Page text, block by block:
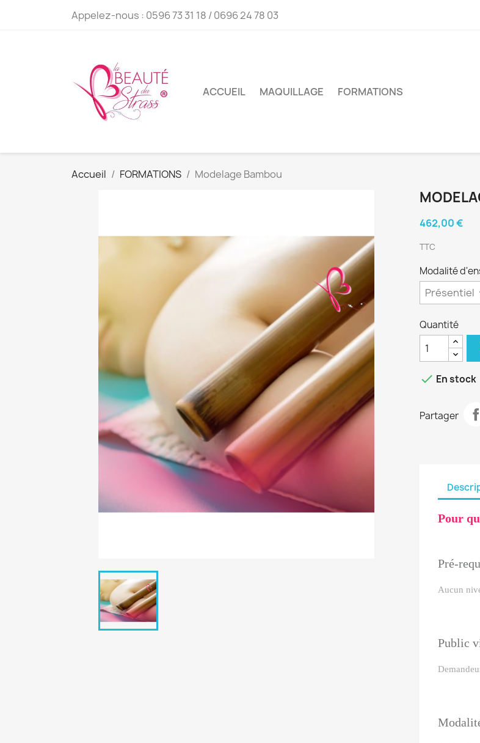
Appelez-nous : 0596 73 31 18 / 0696 24 78 03
ACCUEIL MAQUILLAGE FORMATIONS
Accueil FORMATIONS Modelage Bambou
462,00 €
TTC
Modalité
Quantité
 En stock
Partager
Pour
Pré-
Aucun
Public